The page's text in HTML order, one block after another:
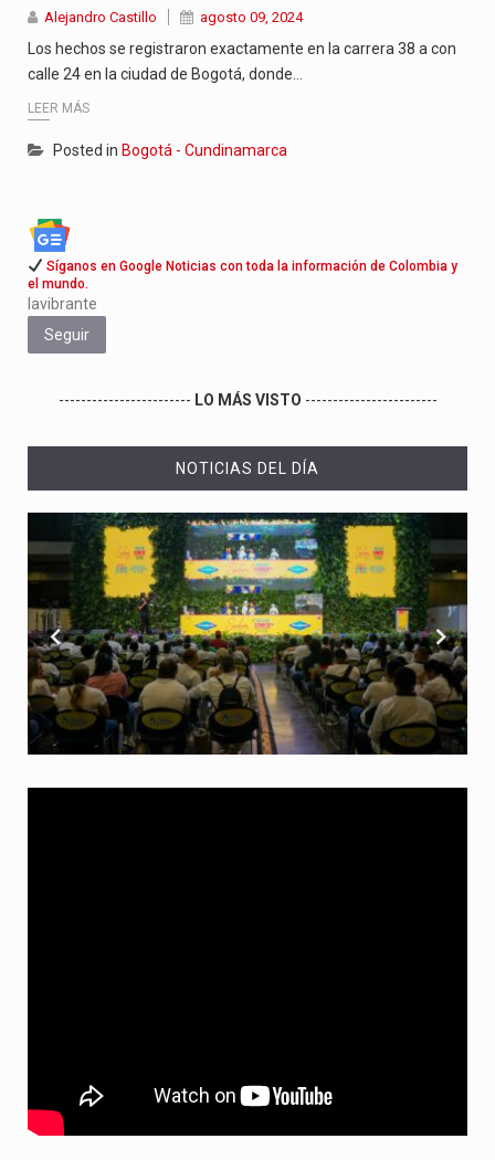
El nuevo sello discográfico fue presentado en Bogotá con un…
Alejandro Castillo agosto 09, 2024
Los hechos se registraron exactamente en la carrera 38 a con
calle 24 en la ciudad de Bogotá, donde…
LEER MÁS
Posted in Bogotá - Cundinamarca
Síganos en Google Noticias con toda la información de Colombia y
el mundo.
lavibrante
Seguir
------------------------ LO MÁS VISTO ------------------------
NOTICIAS DEL DÍA